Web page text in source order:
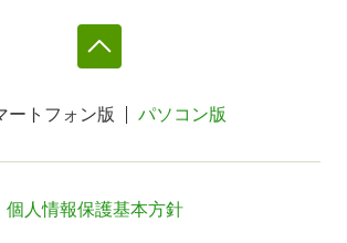
ートフォン版 パソコン版
個人情報保護基本方針